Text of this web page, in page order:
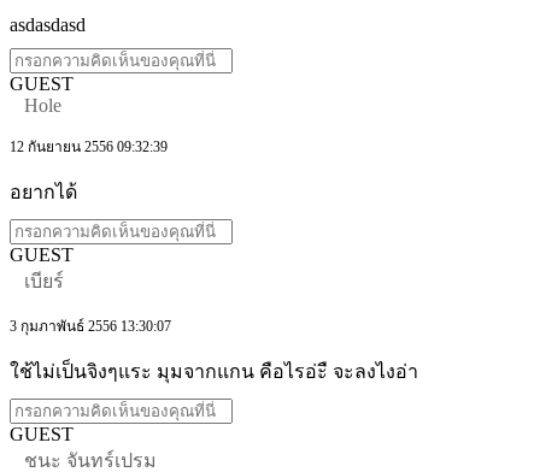
asdasdasd
GUEST
Hole
12 กันยายน 2556 09:32:39
อยากได้
GUEST
เบียร์
3 กุมภาพันธ์ 2556 13:30:07
ใช้ไม่เป็นจิงๆแระ มุมจากแกน คือไรอ่ะื จะลงไงอ่า
GUEST
ชนะ จันทร์เปรม